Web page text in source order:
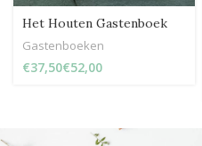
Het Houten Gastenboek
Gastenboeken
€ €